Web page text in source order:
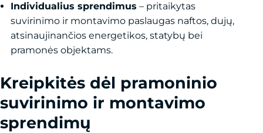
Individualius sprendimus – pritaikytas
suvirinimo ir montavimo paslaugas naftos, dujų,
atsinaujinančios energetikos, statybų bei
pramonės objektams.
Kreipkitės dėl pramoninio
suvirinimo ir montavimo
sprendimų